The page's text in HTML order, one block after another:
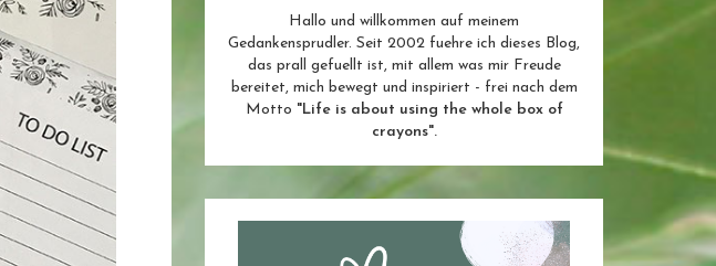
Hallo und willkommen auf meinem
Gedankensprudler. Seit 2002 fuehre ich dieses Blog,
das prall gefuellt ist, mit allem was mir Freude
bereitet, mich bewegt und inspiriert - frei nach dem
Motto "Life is about using the whole box of
crayons".